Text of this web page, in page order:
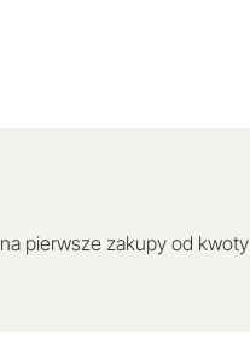
na pierwsze zakupy od kwoty